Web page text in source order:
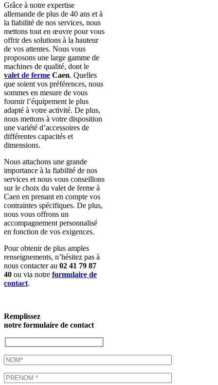
Grâce à notre expertise
allemande de plus de 40 ans et à
la fiabilité de nos services, nous
mettons tout en œuvre pour vous
offrir des solutions à la hauteur
de vos attentes. Nous vous
proposons une large gamme de
machines de qualité, dont le
valet de ferme Caen. Quelles
que soient vos préférences, nous
sommes en mesure de vous
fournir l’équipement le plus
adapté à votre activité. De plus,
nous mettons à votre disposition
une variété d’accessoires de
différentes capacités et
dimensions.
Nous attachons une grande
importance à la fiabilité de nos
services et nous vous conseillons
sur le choix du valet de ferme à
Caen en prenant en compte vos
contraintes spécifiques. De plus,
nous vous offrons un
accompagnement personnalisé
en fonction de vos exigences.
Pour obtenir de plus amples
renseignements, n’hésitez pas à
nous contacter au 02 41 79 87
40 ou via notre formulaire de
contact.
Remplissez
notre formulaire de contact